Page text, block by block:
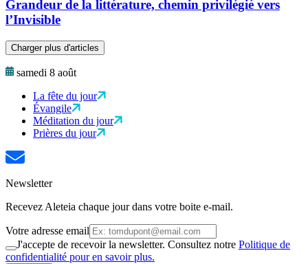
Grandeur de la littérature, chemin privilégié vers
l’Invisible
Charger plus d'articles
samedi 8 août
La fête du jour
Évangile
Méditation du jour
Prières du jour
Newsletter
Recevez Aleteia chaque jour dans votre boite e-mail.
Votre adresse email
J'accepte de recevoir la newsletter. Consultez notre Politique de
confidentialité pour en savoir plus.